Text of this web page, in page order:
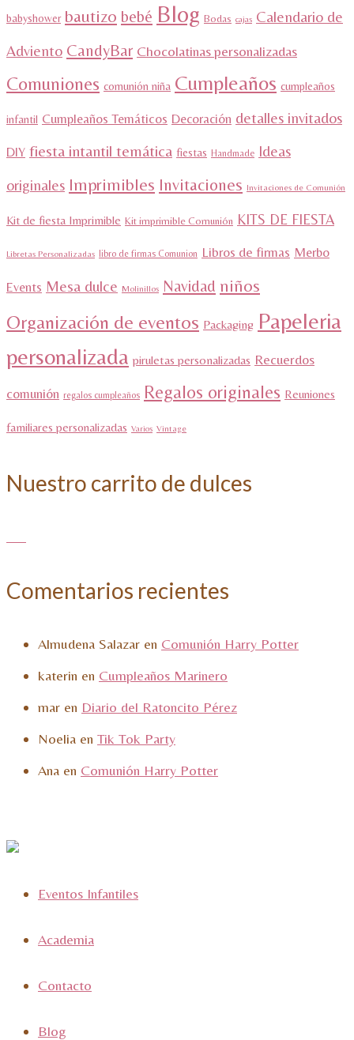
babyshower bautizo bebé Blog Bodas cajas Calendario de
Adviento CandyBar Chocolatinas personalizadas
Comuniones comunión niña Cumpleaños cumpleaños
infantil Cumpleaños Temáticos Decoración detalles invitados
DIY fiesta intantil temática fiestas Handmade Ideas
originales Imprimibles Invitaciones Invitaciones de Comunión
Kit de fiesta Imprimible Kit imprimible Comunión KITS DE FIESTA
Libretas Personalizadas libro de firmas Comunion Libros de firmas Merbo
Events Mesa dulce Molinillos Navidad niños
Organización de eventos Packaging Papeleria
personalizada piruletas personalizadas Recuerdos
comunión regalos cumpleaños Regalos originales Reuniones
familiares personalizadas Varios Vintage
Nuestro carrito de dulces
Comentarios recientes
Almudena Salazar en Comunión Harry Potter
katerin en Cumpleaños Marinero
mar en Diario del Ratoncito Pérez
Noelia en Tik Tok Party
Ana en Comunión Harry Potter
Eventos Infantiles
Academia
Contacto
Blog